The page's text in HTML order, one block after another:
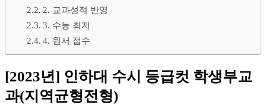
2. 교과성적 반영
3. 수능 최저
4. 원서 접수
[2023년] 인하대 수시 등급컷 학생부교
과(지역균형전형)